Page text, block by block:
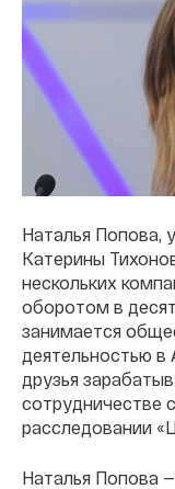
Наталья Попова,
Катерины
нескольких
оборотом в
занимается
деятельностью
друзья
сотрудничестве
расследовании
Наталья Попова